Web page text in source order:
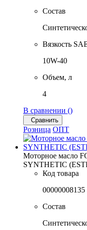
Состав
Вязкость
10W-40
Объем, л
4
В сравнении ()
Сравнить
Розница ОПТ
Моторное масло
SYNTHETIC
Код товара
00000008135
Состав